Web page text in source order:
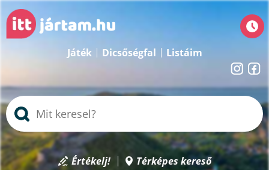
Játék Dicsőségfal Listáim
Értékelj! Térképes kereső